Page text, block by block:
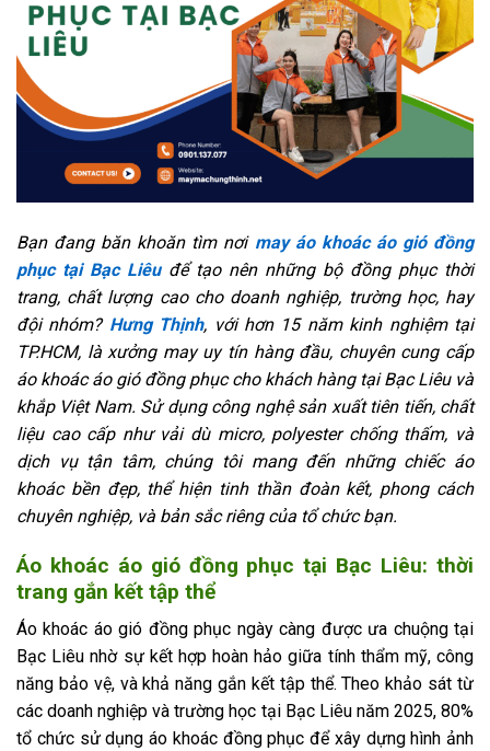
Bạn đang băn khoăn tìm nơi may áo khoác áo gió đồng
phục tại Bạc Liêuđể tạo nên những bộ đồng phục thời
trang, chất lượng cao cho doanh nghiệp, trường học, hay
đội nhóm? Hưng Thịnh, với hơn 15 năm kinh nghiệm tại
TP.HCM, là xưởng may uy tín hàng đầu, chuyên cung cấp
áo khoác áo gió đồng phục cho khách hàng tại Bạc Liêu và
khắp Việt Nam. Sử dụng công nghệ sản xuất tiên tiến, chất
liệu cao cấp như vải dù micro, polyester chống thấm, và
dịch vụ tận tâm, chúng tôi mang đến những chiếc áo
khoác bền đẹp, thể hiện tinh thần đoàn kết, phong cách
chuyên nghiệp, và bản sắc riêng của tổ chức bạn.
Áo khoác áo gió đồng phục tại Bạc Liêu: thời
trang gắn kết tập thể
Áo khoác áo gió đồng phục ngày càng được ưa chuộng tại
Bạc Liêu nhờ sự kết hợp hoàn hảo giữa tính thẩm mỹ, công
năng bảo vệ, và khả năng gắn kết tập thể. Theo khảo sát từ
các doanh nghiệp và trường học tại Bạc Liêu năm 2025, 80%
tổ chức sử dụng áo khoác đồng phục để xây dựng hình ảnh